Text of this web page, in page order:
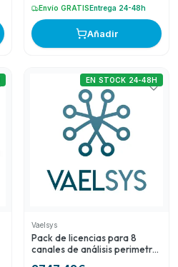
Envío GRATISEntrega 24-48h
Añadir
Vaelsys
Pack de licencias para 8
canales de análisis perimetral
EN STOCK 24-48H